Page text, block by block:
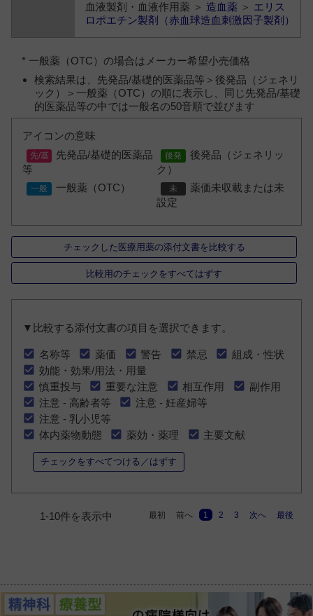
血液製剤・血液作用薬 ＞造血薬 ＞ エリス
ロポエチン製剤（赤血球造血刺激因子製剤）
* 一般薬（OTC）の場合はメーカー希望小売価格
検索結果は、先発品/基礎的医薬品等＞後発品（ジェネリ
ック）＞一般薬（OTC）の順に表示し、同じ先発品/基礎
的医薬品等の中では一般名の50音順で並びます
アイコンの意味
先発品/基礎的医薬品
等
後発品（ジェネリッ
ク）
一般薬（OTC）
薬価未収載または未
設定
チェックした医療用薬の添付文書を比較する
比較用のチェックをすべてはずす
▼比較する添付文書の項目を選択できます。
名称等 薬価 警告 禁忌
組成・性状
効能・効果/用法・用量
慎重投与
重要な注意 相互作用
副作用
注意 - 高齢者等
注意 - 妊産婦等
注意 - 乳小児等
体内薬物動態
薬効・薬理 主要文献
チェックをすべてつける／はずす
1-10件を表示中 最初 前へ 1 2 3 次へ 最後